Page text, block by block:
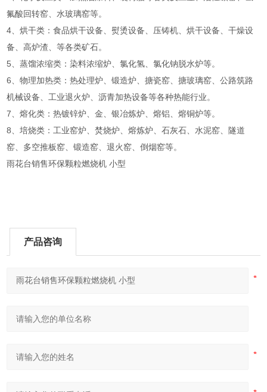
氟酸回转窑、水玻璃窑等。
4、烘干类：食品烘干设备、熨烫设备、压铸机、烘干设备、干燥设
备、高炉渣、等各类矿石。
5、蒸馏浓缩类：染料浓缩炉、氯化氢、氯化钠脱水炉等。
6、物理加热类：热处理炉、锻造炉、搪瓷窑、搪玻璃窑、公路筑路
机械设备、工业退火炉、沥青加热设备等各种热能行业。
7、熔化类：热镀锌炉、金、银冶炼炉、熔铝、熔铜炉等。
8、培烧类：工业窑炉、焚烧炉、熔炼炉、石灰石、水泥窑、隧道
窑、多空推板窑、锻造窑、退火窑、倒烟窑等。
雨花台销售环保颗粒燃烧机 小型
产品咨询